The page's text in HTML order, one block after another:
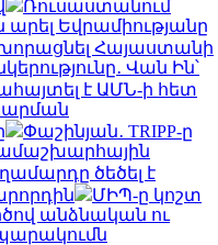
Ռուսաստանում
Եվրամիությանը
Հայաստանի
Վան Ին՝
է ԱՄՆ-ի հետ
Փաշինյան․ TRIPP-ը
ծեծել է
ՄԻՊ-ը կոշտ
անձնական ու